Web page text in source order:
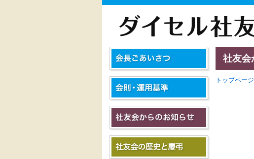
社友会
トップページ